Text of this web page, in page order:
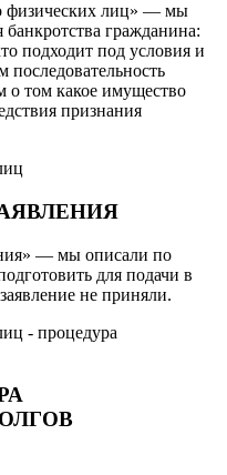
физических лиц» — мы
гражданина:
подходит под условия и
последовательность
о том какое имущество
признания
— мы описали по
для подачи в
не приняли.